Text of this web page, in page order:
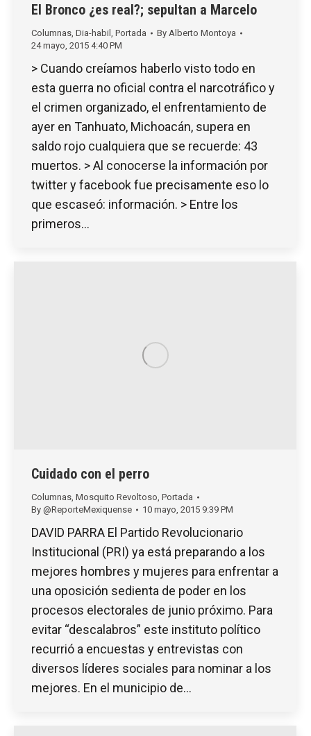
El Bronco ¿es real?; sepultan a Marcelo
Columnas Dia-habil Portada By Alberto Montoya
24 mayo, 2015 4:40 PM
> Cuando creíamos haberlo visto todo en
esta guerra no oficial contra el narcotráfico y
el crimen organizado, el enfrentamiento de
ayer en Tanhuato, Michoacán, supera en
saldo rojo cualquiera que se recuerde: 43
muertos. > Al conocerse la información por
twitter y facebook fue precisamente eso lo
que escaseó: información. > Entre los
primeros…
Cuidado con el perro
Columnas, Mosquito Revoltoso, Portada
By @ReporteMexiquense 10 mayo, 2015 9:39 PM
DAVID PARRA El Partido Revolucionario
Institucional (PRI) ya está preparando a los
mejores hombres y mujeres para enfrentar a
una oposición sedienta de poder en los
procesos electorales de junio próximo. Para
evitar “descalabros” este instituto político
recurrió a encuestas y entrevistas con
diversos líderes sociales para nominar a los
mejores. En el municipio de…